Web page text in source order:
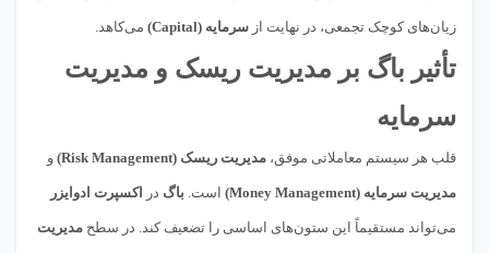
زیان‌های کوچک تجمعی، در نهایت از سرمایه (Capital) می‌کاهد.
تأثیر باگ بر مدیریت ریسک و مدیریت
سرمایه
قلب هر سیستم معاملاتی موفق، مدیریت ریسک (Risk Management) و
مدیریت سرمایه (Money Management) است. باگ در اکسپرت ادوایزر
می‌تواند مستقیماً این ستون‌های اساسی را تضعیف کند. در سطح مدیریت